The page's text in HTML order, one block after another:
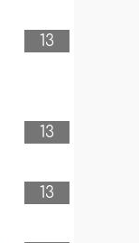
13
13
13